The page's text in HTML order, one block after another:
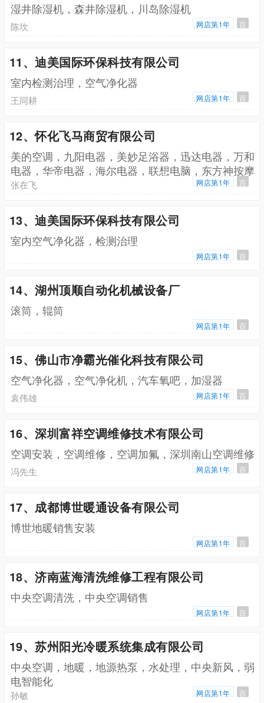
湿井除湿机，森井除湿机，川岛除湿机
陈坎 网店第1年 百
11、迪美国际环保科技有限公司
室内检测治理，空气净化器
王同耕 网店第1年 百
12、怀化飞马商贸有限公司
美的空调，九阳电器，美妙足浴器，迅达电器，万和
电器，华帝电器，海尔电器，联想电脑，东方神按摩
椅，点读机，海信电视，新飞冰箱
张在飞 网店第1年 百
13、迪美国际环保科技有限公司
室内空气净化器，检测治理
网店第1年 百
14、湖州顶顺自动化机械设备厂
滚筒，辊筒
网店第1年 百
15、佛山市净霸光催化科技有限公司
空气净化器，空气净化机，汽车氧吧，加湿器
袁伟雄 网店第1年 百
16、深圳富祥空调维修技术有限公司
空调安装，空调维修，空调加氟，深圳南山空调维修
冯先生 网店第1年 百
17、成都博世暖通设备有限公司
博世地暖销售安装
网店第1年 百
18、济南蓝海清洗维修工程有限公司
中央空调清洗，中央空调销售
网店第1年 百
19、苏州阳光冷暖系统集成有限公司
中央空调，地暖，地源热泵，水处理，中央新风，弱
电智能化
孙敏 网店第1年 百